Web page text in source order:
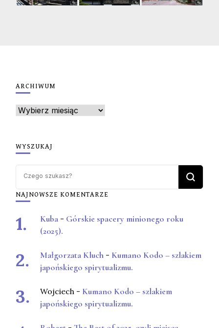
ARCHIWUM
Archiwum
WYSZUKAJ
czegoś?
NAJNOWSZE KOMENTARZE
Kuba - Górskie spacery minionego roku
(2025).
Małgorzata Kluch - Kumano Kodo – szlakiem
japońskiego spirytualizmu.
Wojciech - Kumano Kodo – szlakiem
japońskiego spirytualizmu.